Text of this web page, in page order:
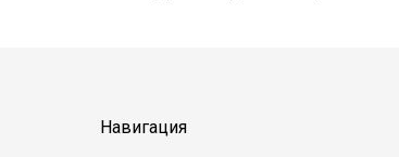
Навигация